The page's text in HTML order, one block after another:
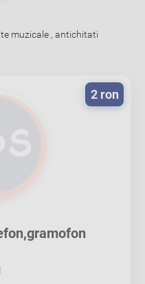
muzicale , antichitati
2 ron